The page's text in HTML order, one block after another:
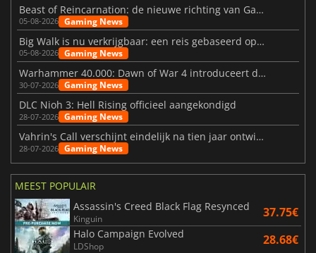
Beast of Reincarnation: de nieuwe richting van Game Freak
05-08-2026 Gaming News
Big Walk is nu verkrijgbaar: een reis gebaseerd op vriendschap
05-08-2026 Gaming News
Warhammer 40.000: Dawn of War 4 introduceert de Necron-factie
30-07-2026 Gaming News
DLC Nioh 3: Hell Rising officieel aangekondigd
28-07-2026 Gaming News
Vahrin's Call verschijnt eindelijk na tien jaar ontwikkeling
28-07-2026 Gaming News
MEEST POPULAIR
Assassin's Creed Black Flag Resynced
Kinguin 37.75€
Halo Campaign Evolved
LDShop 28.68€